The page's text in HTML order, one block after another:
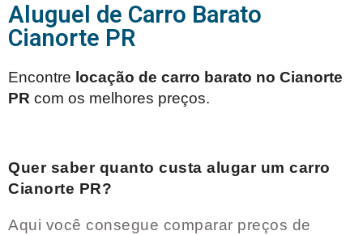
Aluguel de Carro Barato
Cianorte PR
Encontre locação de carro barato no Cianorte
PR com os melhores preços.
Quer saber quanto custa alugar um carro
Cianorte PR?
Aqui você consegue comparar preços de